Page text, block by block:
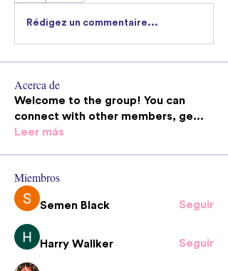
Rédigez un commentaire...
Acerca de
Welcome to the group! You can
connect with other members, ge...
Leer más
Miembros
Semen Black Seguir
Harry Wallker Seguir